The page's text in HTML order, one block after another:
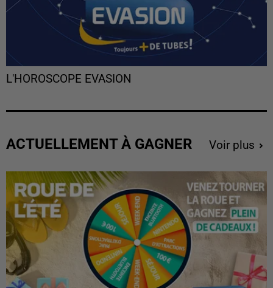
L'HOROSCOPE EVASION
ACTUELLEMENT À GAGNER Voir plus